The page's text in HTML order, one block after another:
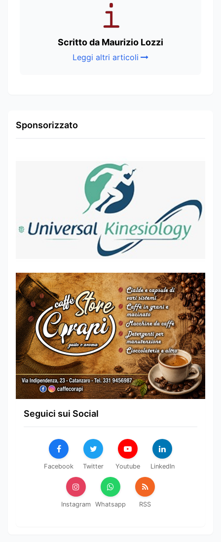
Scritto da Maurizio Lozzi
Leggi altri articoli
Sponsorizzato
Seguici sui Social
Facebook Twitter Youtube LinkedIn
Instagram Whatsapp RSS